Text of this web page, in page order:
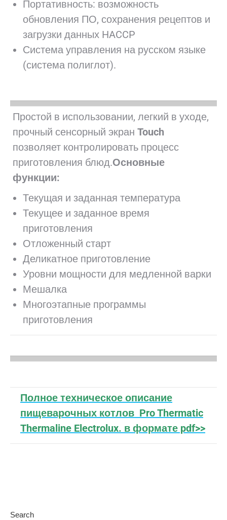
Портативность: возможность
обновления ПО, сохранения рецептов и
загрузки данных HACCP
Система управления на русском языке
(система полиглот).
Простой в использовании, легкий в уходе,
прочный сенсорный экран Touch
позволяет контролировать процесс
приготовления блюд.Основные
функции:
Текущая и заданная температура
Текущее и заданное время
приготовления
Отложенный старт
Деликатное приготовление
Уровни мощности для медленной варки
Мешалка
Многоэтапные программы
приготовления
Полное техническое описание
пищеварочных котлов Pro Thermatic
Thermaline Electrolux. в формате pdf>>
Search